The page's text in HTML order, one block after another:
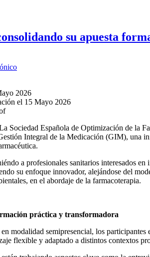
su apuesta
2026
el 15 Mayo 2026
Sociedad Española de Optimización de la
Integral de la Medicación (GIM), una
a profesionales sanitarios interesados
su enfoque innovador, alejándose del
en el abordaje de la farmacoterapia.
práctica y transformadora
modalidad semipresencial, los
flexible y adaptado a distintos contextos